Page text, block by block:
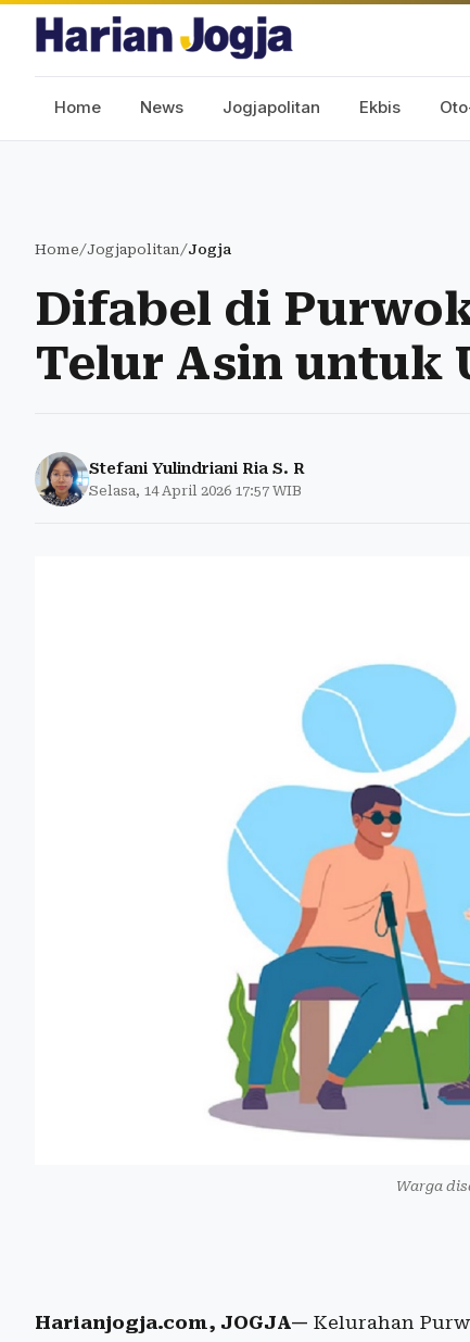
Home News Jogjapolitan Ekbis
Home/Jogjapolitan/Jogja
Difabel di
Telur Asin untuk
Stefani Yulindriani Ria S. R
Selasa, 14 April 2026 17:57 WIB
Warga
Harianjogja.com, JOGJA— Kelurahan